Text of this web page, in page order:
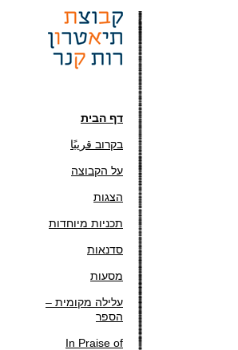
דף הבית
בקרוב قريبًا
על הקבוצה
הצגות
תכניות מיוחדות
סדנאות
מסעות
עלילה מקומית –
הספר
In Praise of